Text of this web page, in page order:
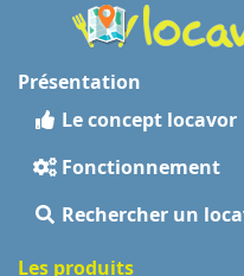
Présentation
Le concept locavor
Fonctionnement
Rechercher un
Les produits